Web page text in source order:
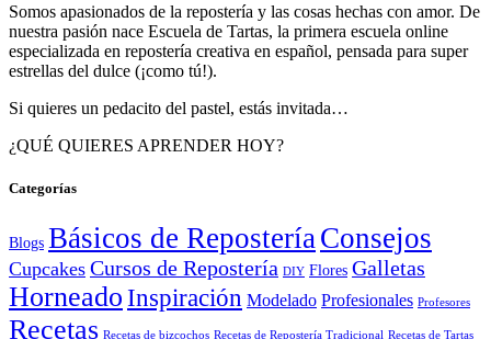
Somos apasionados de la repostería y las cosas hechas con amor. De
nuestra pasión nace Escuela de Tartas, la primera escuela online
especializada en repostería creativa en español, pensada para super
estrellas del dulce (¡como tú!).
Si quieres un pedacito del pastel, estás invitada…
¿QUÉ QUIERES APRENDER HOY?
Categorías
Blogs Básicos de Repostería Consejos
Cupcakes Cursos de Repostería DIY Flores Galletas
HorneadoInspiración Modelado Profesionales Profesores
Recetas Recetas de bizcochos Recetas de Repostería Tradicional Recetas de Tartas